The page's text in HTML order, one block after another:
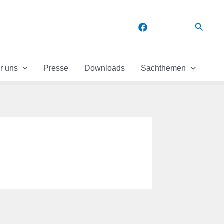
Suchen
uns Presse Downloads Sachthemen